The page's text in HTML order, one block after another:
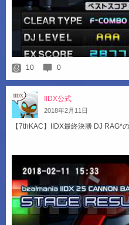
10 0
IIDX公式
2018年2月 11 日
【7thKAC】IIDX最終決勝 DJ RAG*